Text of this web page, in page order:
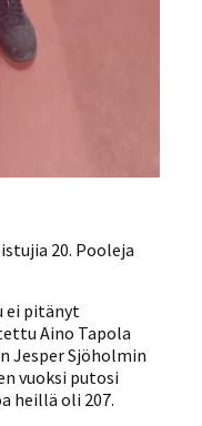
20. Pooleja
ei pitänyt
Aino Tapola
Jesper Sjöholmin
vuoksi putosi
heillä oli 207.